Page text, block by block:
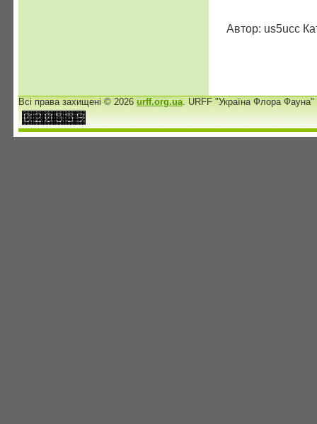
Автор: us5ucc
Всі права захищені © 2026urff.org.ua. URFF "Україна Флора Фауна"